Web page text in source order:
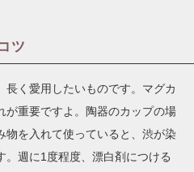
ツ
く愛用したいものです。マグカ
が重要ですよ。陶器のカップの場
物を入れて使っていると、渋が染
。週に1度程度、漂白剤につける